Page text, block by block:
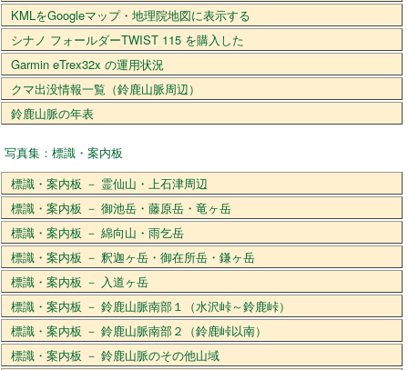
KMLをGoogleマップ・地理院地図に表示する
シナノ フォールダーTWIST 115 を購入した
Garmin eTrex32x の運用状況
クマ出没情報一覧（鈴鹿山脈周辺）
鈴鹿山脈の年表
写真集：標識・案内板
標識・案内板 － 霊仙山・上石津周辺
標識・案内板 － 御池岳・藤原岳・竜ヶ岳
標識・案内板 － 綿向山・雨乞岳
標識・案内板 － 釈迦ヶ岳・御在所岳・鎌ヶ岳
標識・案内板 － 入道ヶ岳
標識・案内板 － 鈴鹿山脈南部１（水沢峠～鈴鹿峠）
標識・案内板 － 鈴鹿山脈南部２（鈴鹿峠以南）
標識・案内板 － 鈴鹿山脈のその他山域